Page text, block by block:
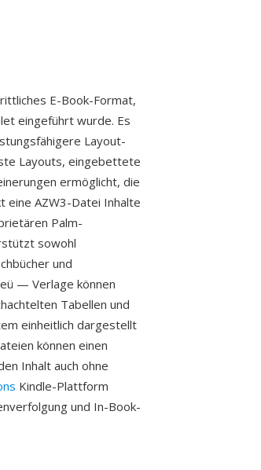
E-Book-Format,
eingeführt wurde. Es
Layout-
Layouts, eingebettete
ermöglicht, die
eine AZW3-Datei Inhalte
Palm-
sowohl
und
— Verlage können
Tabellen und
einheitlich dargestellt
können einen
Inhalt auch ohne
Kindle-Plattform
und In-Book-